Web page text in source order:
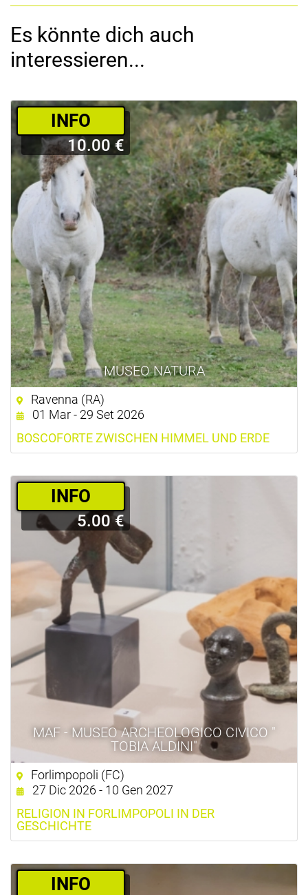
Es könnte dich auch
interessieren...
MUSEO NATURA
­INFO
10.00 €
Ravenna (RA)
01 Mar - 29 Set 2026
BOSCOFORTE ZWISCHEN HIMMEL UND ERDE
MAF - MUSEO ARCHEOLOGICO CIVICO "
TOBIA ALDINI"
­INFO
5.00 €
Forlimpopoli (FC)
27 Dic 2026 - 10 Gen 2027
RELIGION IN FORLIMPOPOLI IN DER
GESCHICHTE
­INFO